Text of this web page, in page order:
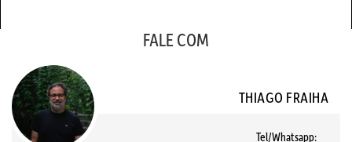
FALE COM
THIAGO FRAIHA
Tel/Whatsapp: